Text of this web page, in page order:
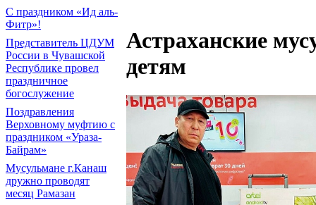
С праздником «Ид аль-
Фитр»!
Представитель ЦДУМ
России в Чувашской
Республике провел
праздничное
богослужение
Поздравления
Верховному муфтию с
праздником «Ураза-
Байрам»
Мусульмане г.Канаш
дружно проводят
месяц Рамазан
Астраханские
детям